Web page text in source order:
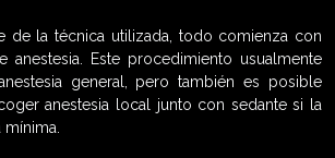
de la técnica utilizada, todo comienza con
anestesia. Este procedimiento usualmente
general, pero también es posible
anestesia local junto con sedante si la